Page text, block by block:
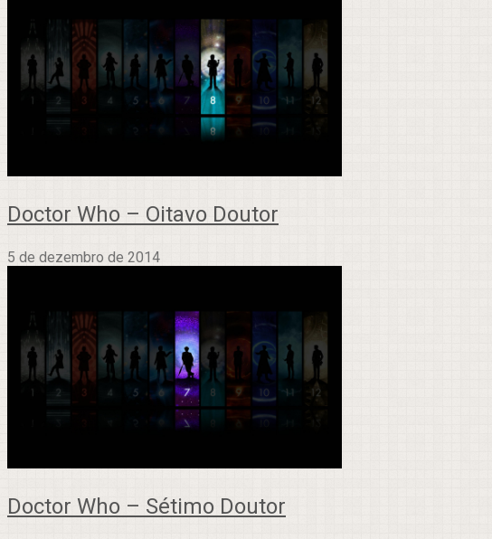
Doctor Who – Oitavo Doutor
5 de dezembro de 2014
Doctor Who – Sétimo Doutor